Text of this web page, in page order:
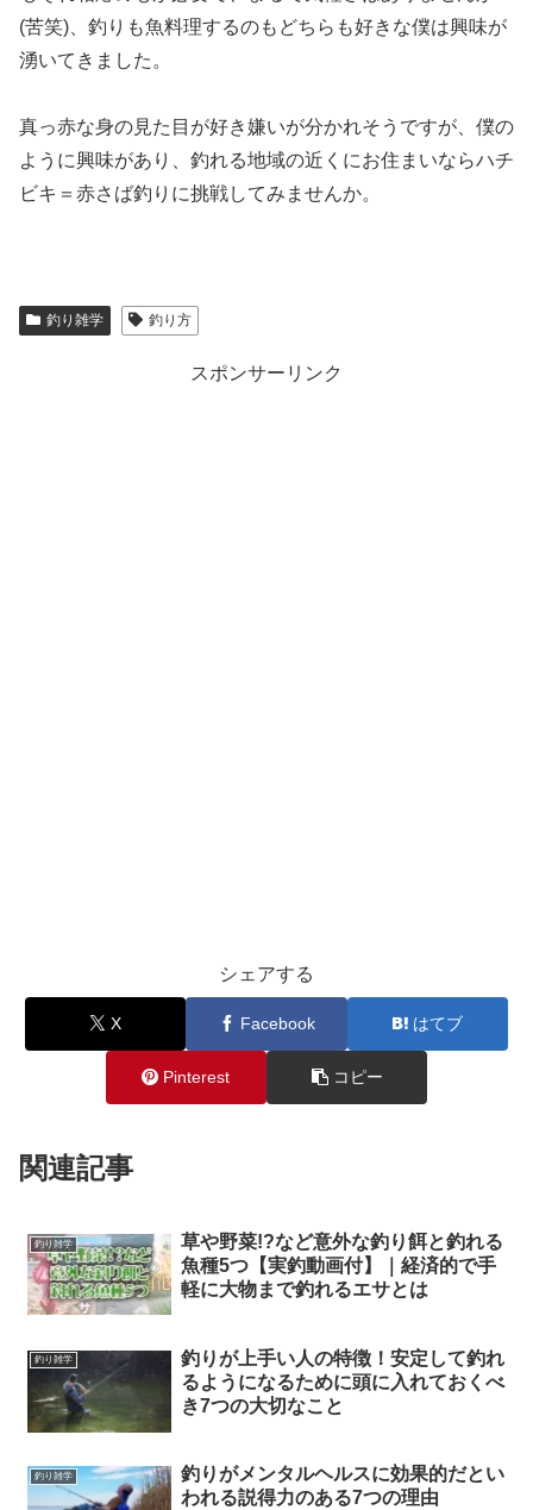
(苦笑)、釣りも魚料理するのもどちらも好きな僕は興味が
湧いてきました。
真っ赤な身の見た目が好き嫌いが分かれそうですが、僕の
ように興味があり、釣れる地域の近くにお住まいならハチ
ビキ＝赤さば釣りに挑戦してみませんか。
釣り雑学 釣り方
スポンサーリンク
シェアする
X Facebook はてブ
Pinterest コピー
関連記事
釣り雑学
草や野菜!?など意外な釣り餌と釣れる
魚種5つ【実釣動画付】｜経済的で手
軽に大物まで釣れるエサとは
釣り雑学
釣りが上手い人の特徴！安定して釣れ
るようになるために頭に入れておくべ
き7つの大切なこと
釣り雑学
釣りがメンタルヘルスに効果的だとい
われる説得力のある7つの理由